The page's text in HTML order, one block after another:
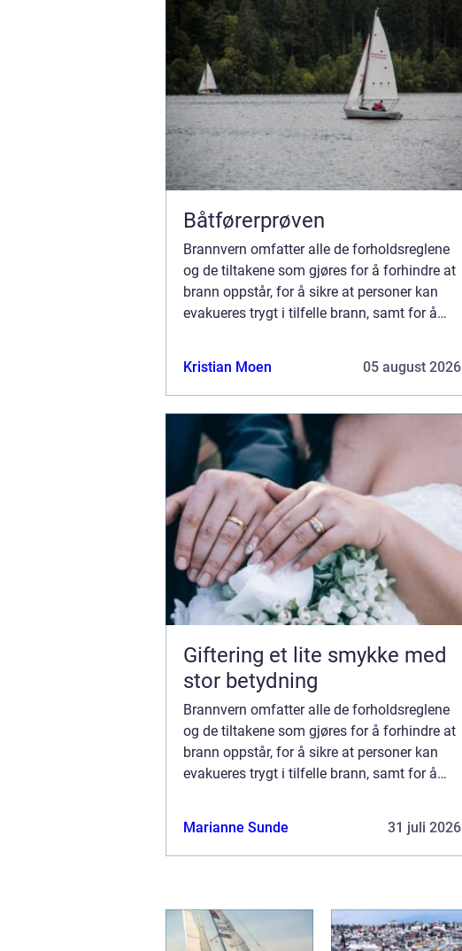
Båtførerprøven
Brannvern omfatter alle de forholdsreglene
og de tiltakene som gjøres for å forhindre at
brann oppstår, for å sikre at personer kan
evakueres trygt i tilfelle brann, samt for å
Kristian Moen
05 august 2026
Giftering et lite smykke med
stor betydning
Brannvern omfatter alle de forholdsreglene
og de tiltakene som gjøres for å forhindre at
brann oppstår, for å sikre at personer kan
evakueres trygt i tilfelle brann, samt for å
Marianne Sunde
31 juli 2026